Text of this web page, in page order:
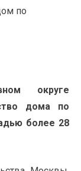
округе
дома по
более 28